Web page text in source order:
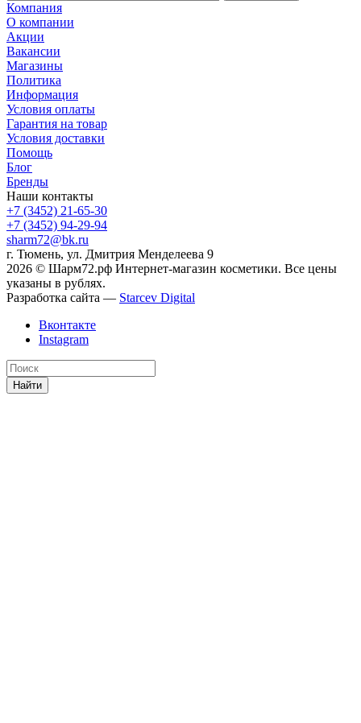
Компания
О компании
Акции
Вакансии
Магазины
Политика
Информация
Условия оплаты
Гарантия на товар
Условия доставки
Помощь
Блог
Бренды
Наши контакты
+7 (3452) 21-65-30
+7 (3452) 94-29-94
sharm72@bk.ru
г. Тюмень, ул. Дмитрия Менделеева 9
2026 © Шарм72.рф Интернет-магазин косметики. Все цены
указаны в рублях.
Разработка сайта — Starcev Digital
Вконтакте
Instagram
Найти